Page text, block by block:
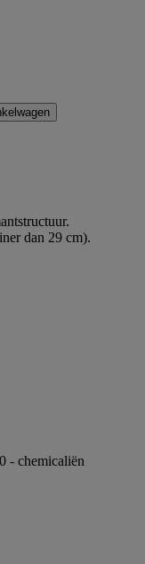
dan 29 cm).
- chemicaliën